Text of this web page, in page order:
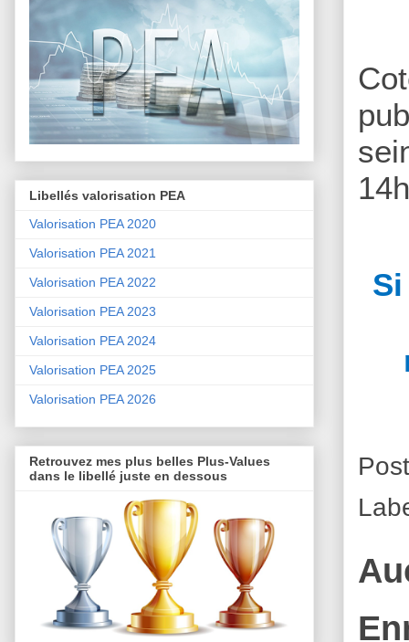
Libellés valorisation PEA
Valorisation PEA 2020
Valorisation PEA 2021
Valorisation PEA 2022
Valorisation PEA 2023
Valorisation PEA 2024
Valorisation PEA 2025
Valorisation PEA 2026
Retrouvez mes plus belles Plus-Values
dans le libellé juste en dessous